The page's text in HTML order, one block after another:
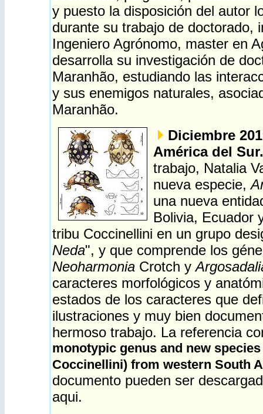
y puesto la disposición del autor
durante su trabajo de doctorado,
Ingeniero Agrónomo, master en
desarrolla su investigación de
Maranhão, estudiando las
y sus enemigos naturales,
Maranhão.
Diciembre
América del Sur.
trabajo, Natalia
nueva especie,
una nueva
Bolivia, Ecuador
tribu Coccinellini en un grupo
Neda", y que comprende los
Neoharmonia Crotch y
caracteres morfológicos y
estados de los caracteres que
ilustraciones y muy bien
hermoso trabajo. La referencia
monotypic genus and new
Coccinellini) from western South
documento pueden ser
aqui.